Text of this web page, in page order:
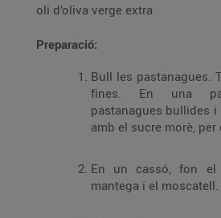
oli d’oliva verge extra
Preparació:
Bull les pastanagues.
fines. En una paella,
pastanagues bullides i
amb el sucre
En un cassó, fon el
mantega i el moscatell.